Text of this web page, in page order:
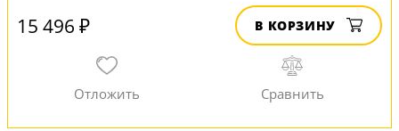
15 496 ₽ В КОРЗИНУ